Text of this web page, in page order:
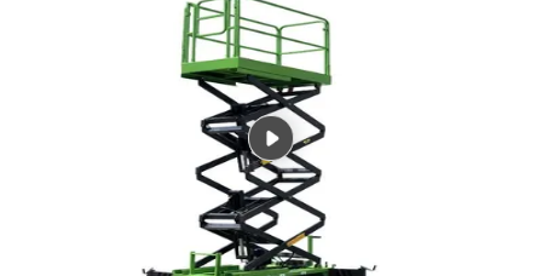
PRIVACIDADE